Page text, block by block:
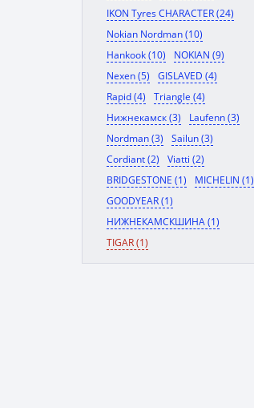
IKON Tyres CHARACTER (24)
Nokian Nordman (10)
Hankook (10)
NOKIAN (9)
Nexen (5)
GISLAVED (4)
Rapid (4)
Triangle (4)
Нижнекамск (3)
Laufenn (3)
Nordman (3)
Sailun (3)
Cordiant (2)
Viatti (2)
BRIDGESTONE (1)
MICHELIN (1)
GOODYEAR (1)
НИЖНЕКАМСКШИНА (1)
TIGAR (1)